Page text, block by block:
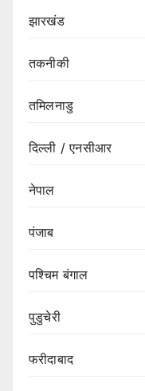
झारखंड
तकनीकी
तमिलनाडु
दिल्ली / एनसीआर
नेपाल
पंजाब
पश्चिम बंगाल
पुडुचेरी
फरीदाबाद